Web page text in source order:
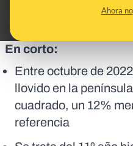
Ahora no
En corto:
Entre octubre de
llovido en la
cuadrado, un 12%
referencia